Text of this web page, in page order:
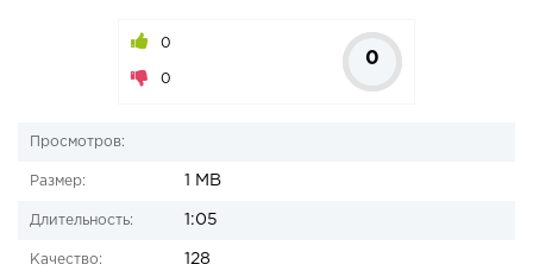
0
0
0
Просмотров:
Размер: 1 MB
Длительность: 1:05
Качество: 128